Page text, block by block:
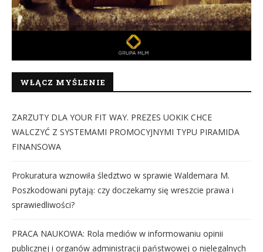
WŁĄCZ MYŚLENIE
ZARZUTY DLA YOUR FIT WAY. PREZES UOKIK CHCE
WALCZYĆ Z SYSTEMAMI PROMOCYJNYMI TYPU PIRAMIDA
FINANSOWA
Prokuratura wznowiła śledztwo w sprawie Waldemara M.
Poszkodowani pytają: czy doczekamy się wreszcie prawa i
sprawiedliwości?
PRACA NAUKOWA: Rola mediów w informowaniu opinii
publicznej i organów administracji państwowej o nielegalnych